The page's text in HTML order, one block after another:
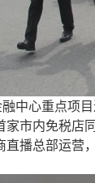
中心重点项
市内免税店
播总部运